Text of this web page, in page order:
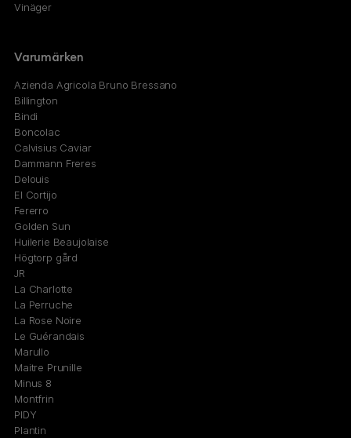
Vinäger
Varumärken
Azienda Agricola Bruno Bressano
Billington
Bindi
Boncolac
Calvisius Caviar
Dammann Freres
Delouis
El Cortijo
Fererro
Golden Sun
Huilerie Beaujolaise
Högtorp gård
JR
La Charlotte
La Perruche
La Rose Noire
Le Guérandais
Marullo
Maitre Prunille
Minus 8
Montfrin
PIDY
Plantin